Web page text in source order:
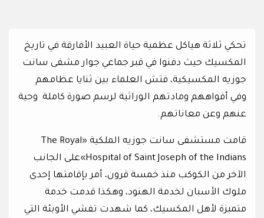
تحكي ثلاثة هياكل عظمية حياة العبيد الأفارقة في تاريخ
المكسيك حيث دفنوا في قبر جماعي جوار مشفى سانت
جوزيه المكسيكية، فتش العلماء بين ثنايا عظامهم
وفي أفواههم ومادتهم الوراثية لرسم صورة كاملة وحية
عنهم وعن معاناتهم.
قامت مستشفى سانت جوزيه الملكية «The Royal
Hospital of Saint Joseph of the Indians»على الجانب
الآخر من الكوكب منذ خمسة قرون، أمر بإقامتها إحدى
ملوك الأسبان لخدمة الهنود، وهكذا قدمت خدمة
متميزة لأهل المكسيك، كما شهدت تفشي الأوبئة التي